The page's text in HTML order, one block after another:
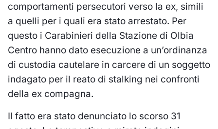
comportamenti persecutori verso la ex, simili
a quelli per i quali era stato arrestato. Per
questo i Carabinieri della Stazione di Olbia
Centro hanno dato esecuzione a un’ordinanza
di custodia cautelare in carcere di un soggetto
indagato per il reato di stalking nei confronti
della ex compagna.
Il fatto era stato denunciato lo scorso 31